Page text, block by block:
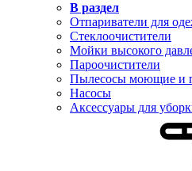
В раздел
Отпариватели для
Стеклоочистители
Мойки высокого
Пароочистители
Пылесосы моющие и
Насосы
Аксессуары для